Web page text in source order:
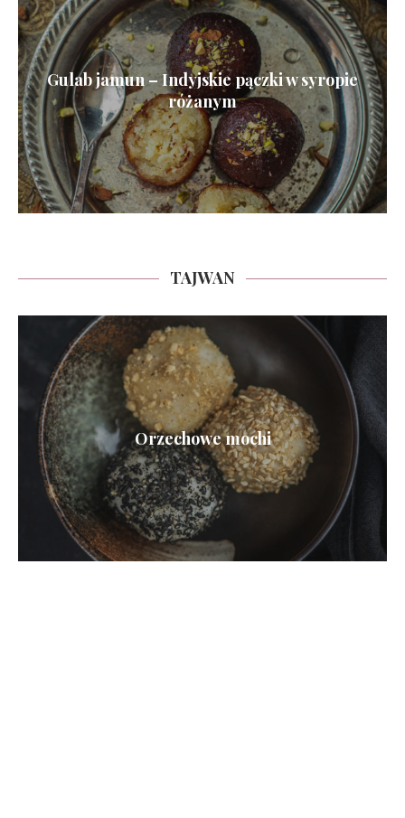
Gulab jamun – Indyjskie pączki w syropie
różanym
TAJWAN
Orzechowe mochi